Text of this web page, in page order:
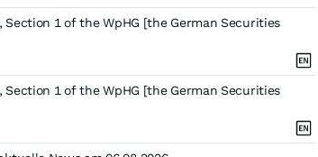
Section 1 of the WpHG [the German Securities
Section 1 of the WpHG [the German Securities